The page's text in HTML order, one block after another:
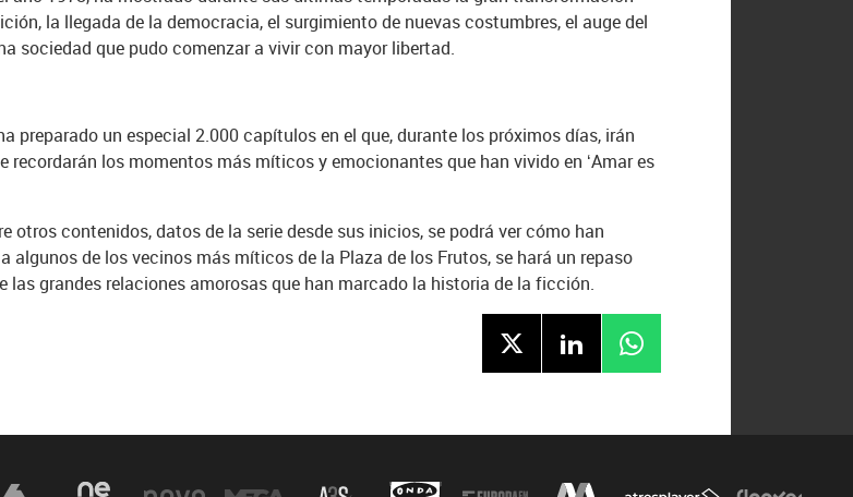
la llegada de la democracia, el surgimiento de nuevas costumbres, el auge del
sociedad que pudo comenzar a vivir con mayor libertad.
preparado un especial 2.000 capítulos en el que, durante los próximos días, irán
los momentos más míticos y emocionantes que han vivido en ‘Amar es
otros contenidos, datos de la serie desde sus inicios, se podrá ver cómo han
de los vecinos más míticos de la Plaza de los Frutos, se hará un repaso
grandes relaciones amorosas que han marcado la historia de la ficción.